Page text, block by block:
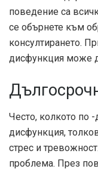
поведение са
се обърнете към
консултирането.
дисфункция може
Често, колкото по
дисфункция,
стрес и
проблема. През